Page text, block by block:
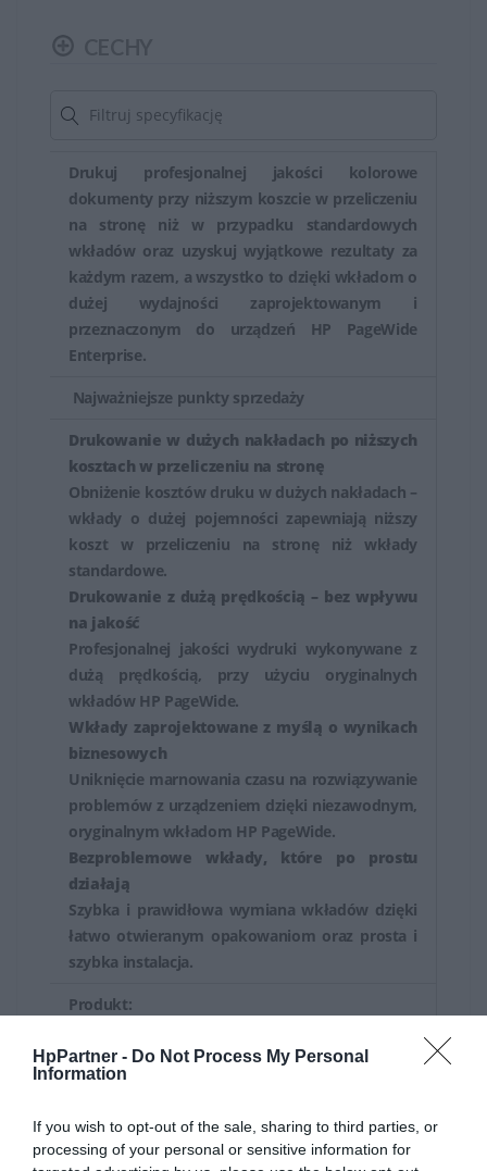
HpPartner - Do Not Process My Personal
Information
If you wish to opt-out of the sale, sharing to third parties, or
processing of your personal or sensitive information for
wydrukowanych stron. Modele o większej wydajności
wyraźne teksty, ostre linie i naturalne kolory.
Zapewniają one trwałość wydruków, która utrzymuje się
przez długi czas.
HP stawia na jakość i zabezpieczenia swoich
produktów. Tusze HP zostały opracowane w taki
sposób, aby chronić drukarki, minimalizując ryzyko
stosowanie oryginalnych tuszy HP. Oryginalne tusze są
testowane i dostosowane do konkretnych modeli
drukarek, co gwarantuje ich kompatybilność,
niezawodność i minimalizuje ryzyko problemów z
działaniem urządzenia.
Tusze HP są niezbędnym elementem procesu
drukowania w drukarkach atramentowych. Oryginalne
tusze HP oferują wysoką jakość wydruków, trwałość
oraz zgodność z konkretnymi modelami drukarek, co
jest kluczowe dla uzyskania doskonałych wyników
drukowania.
Drukuj profesjonalnej jakości kolorowe
dokumenty przy niższym koszcie w przeliczeniu
na stronę niż w przypadku standardowych
wkładów oraz uzyskuj wyjątkowe rezultaty za
każdym razem, a wszystko to dzięki wkładom o
dużej wydajności zaprojektowanym i
przeznaczonym do urządzeń HP PageWide
Enterprise.
Najważniejsze punkty sprzedaży
Drukowanie w dużych nakładach po niższych
kosztach w przeliczeniu na stronę
Obniżenie kosztów druku w dużych nakładach –
wkłady o dużej pojemności zapewniają niższy
koszt w przeliczeniu na stronę niż wkłady
standardowe.
Drukowanie z dużą prędkością – bez wpływu
na jakość
Profesjonalnej jakości wydruki wykonywane z
dużą prędkością, przy użyciu oryginalnych
wkładów HP PageWide.
Wkłady zaprojektowane z myślą o wynikach
biznesowych
Uniknięcie marnowania czasu na rozwiązywanie
problemów z urządzeniem dzięki niezawodnym,
oryginalnym wkładom HP PageWide.
Bezproblemowe wkłady, które po prostu
działają
Szybka i prawidłowa wymiana wkładów dzięki
łatwo otwieranym opakowaniom oraz prosta i
szybka instalacja.
Produkt:
Nazwa:
HP L0R10A Tusz HP 981X
magenta 10 000 str. HP
556/586